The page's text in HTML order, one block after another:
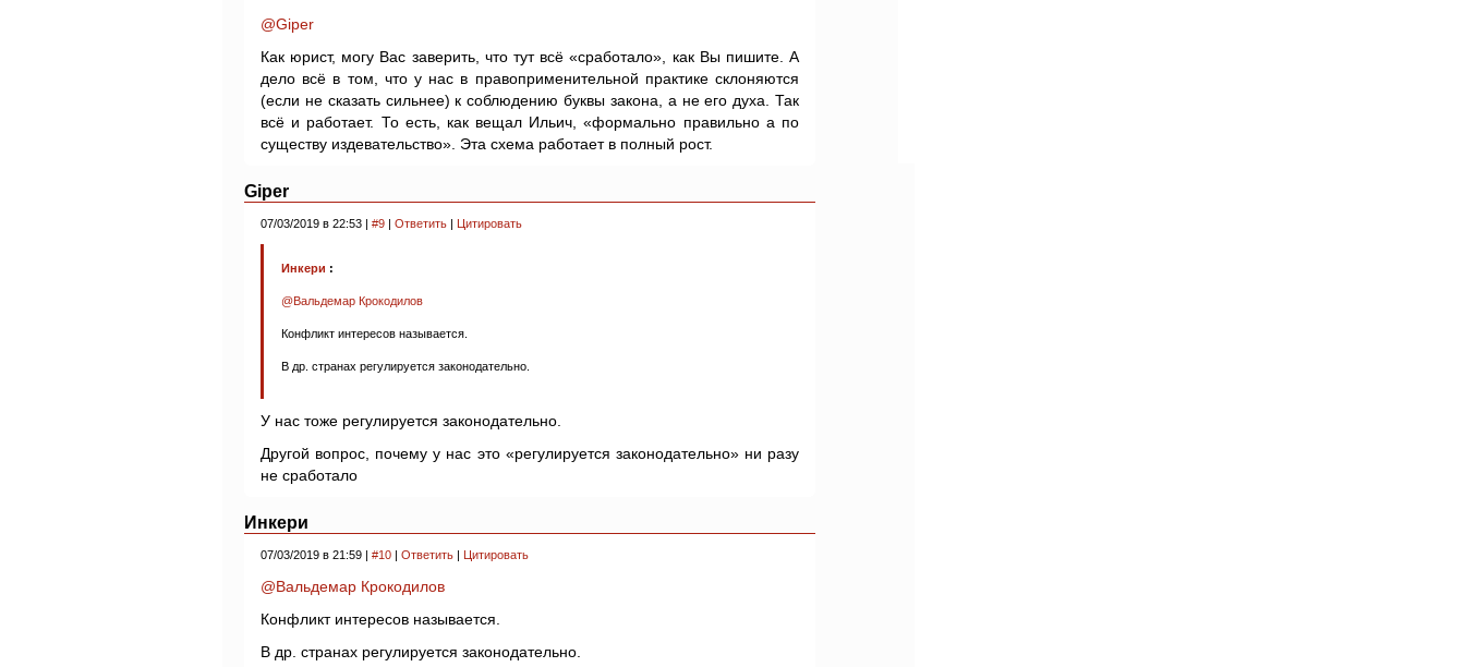
@Giper
Как юрист, могу Вас заверить, что тут всё «сработало», как Вы пишите. А
дело всё в том, что у нас в правоприменительной практике склоняются
(если не сказать сильнее) к соблюдению буквы закона, а не его духа. Так
всё и работает. То есть, как вещал Ильич, «формально правильно а по
существу издевательство». Эта схема работает в полный рост.
Giper
07/03/2019 в 22:53 | #9 | Ответить | Цитировать
Инкери :
@Вальдемар Крокодилов
Конфликт интересов называется.
В др. странах регулируется законодательно.
У нас тоже регулируется законодательно.
Другой вопрос, почему у нас это «регулируется законодательно» ни разу
не сработало
Инкери
07/03/2019 в 21:59 | #10 | Ответить | Цитировать
@Вальдемар Крокодилов
Конфликт интересов называется.
В др. странах регулируется законодательно.